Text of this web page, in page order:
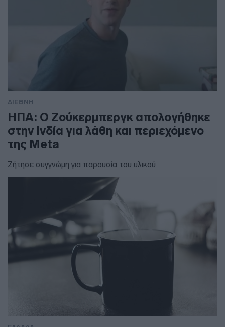
ΔΙΕΘΝΗ
ΗΠΑ: Ο Ζούκερμπεργκ απολογήθηκε
στην Ινδία για λάθη και περιεχόμενο
της Meta
Ζήτησε συγγνώμη για παρουσία του υλικού